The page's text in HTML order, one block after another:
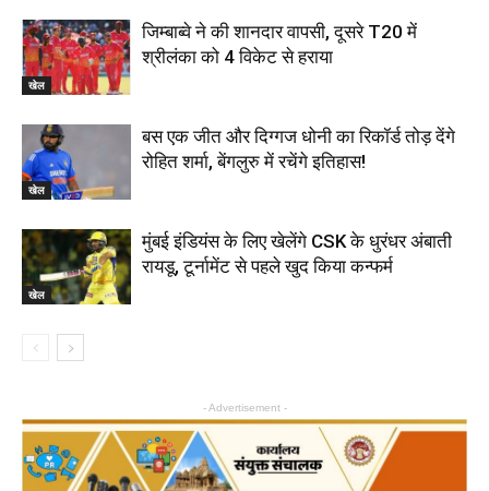
खेल
जिम्बाब्वे ने की शानदार वापसी, दूसरे T20 में
श्रीलंका को 4 विकेट से हराया
खेल
बस एक जीत और दिग्गज धोनी का रिकॉर्ड तोड़ देंगे
रोहित शर्मा, बेंगलुरु में रचेंगे इतिहास!
खेल
मुंबई इंडियंस के लिए खेलेंगे CSK के धुरंधर अंबाती
रायडू, टूर्नामेंट से पहले खुद किया कन्फर्म
- Advertisement -